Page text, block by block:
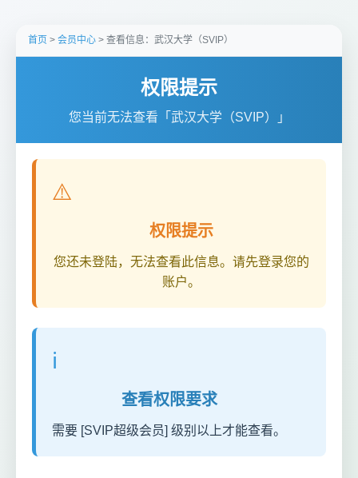
首页 > 会员中心 > 查看信息：武汉大学（SVIP）
权限提示
您当前无法查看「武汉大学（SVIP）」
⚠️
权限提示
您还未登陆，无法查看此信息。请先登录您的
账户。
ℹ️
查看权限要求
需要 [SVIP超级会员] 级别以上才能查看。